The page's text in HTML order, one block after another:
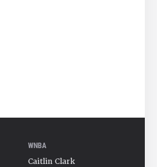
WNBA
Caitlin Clark